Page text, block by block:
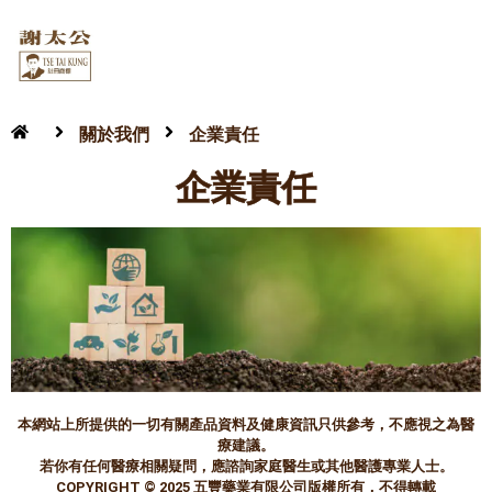
關於我們 企業責任
企業責任
本網站上所提供的一切有關產品資料及健康資訊只供參考，不應視之為醫
療建議。
若你有任何醫療相關疑問，應諮詢家庭醫生或其他醫護專業人士。
COPYRIGHT © 2025 五豐藥業有限公司版權所有，不得轉載